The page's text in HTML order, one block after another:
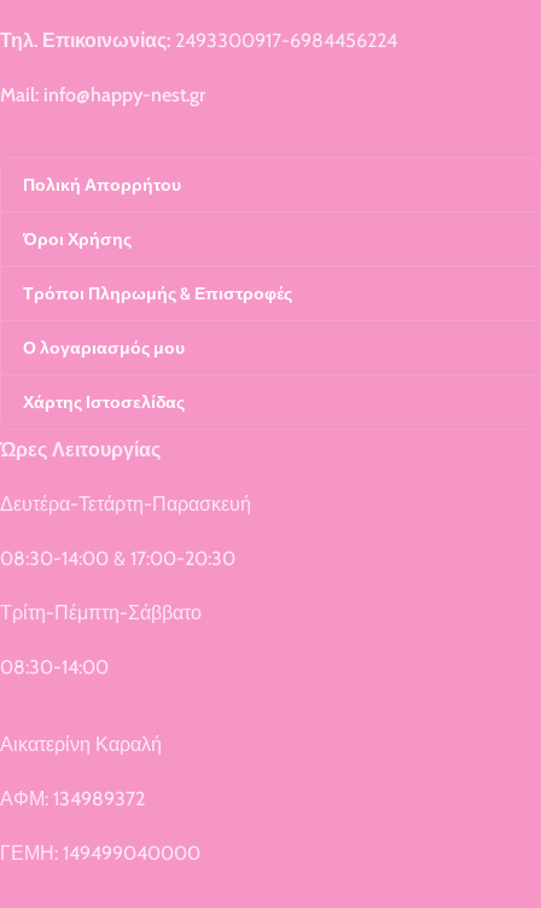
Τηλ. Επικοινωνίας: 2493300917-6984456224
Mail: info@happy-nest.gr
Πολική Απορρήτου
Όροι Χρήσης
Τρόποι Πληρωμής & Επιστροφές
Ο λογαριασμός μου
Χάρτης Ιστοσελίδας
Ώρες Λειτουργίας
Δευτέρα-Τετάρτη-Παρασκευή
08:30-14:00 & 17:00-20:30
Τρίτη-Πέμπτη-Σάββατο
08:30-14:00
Αικατερίνη Καραλή
ΑΦΜ: 134989372
ΓΕΜΗ: 149499040000